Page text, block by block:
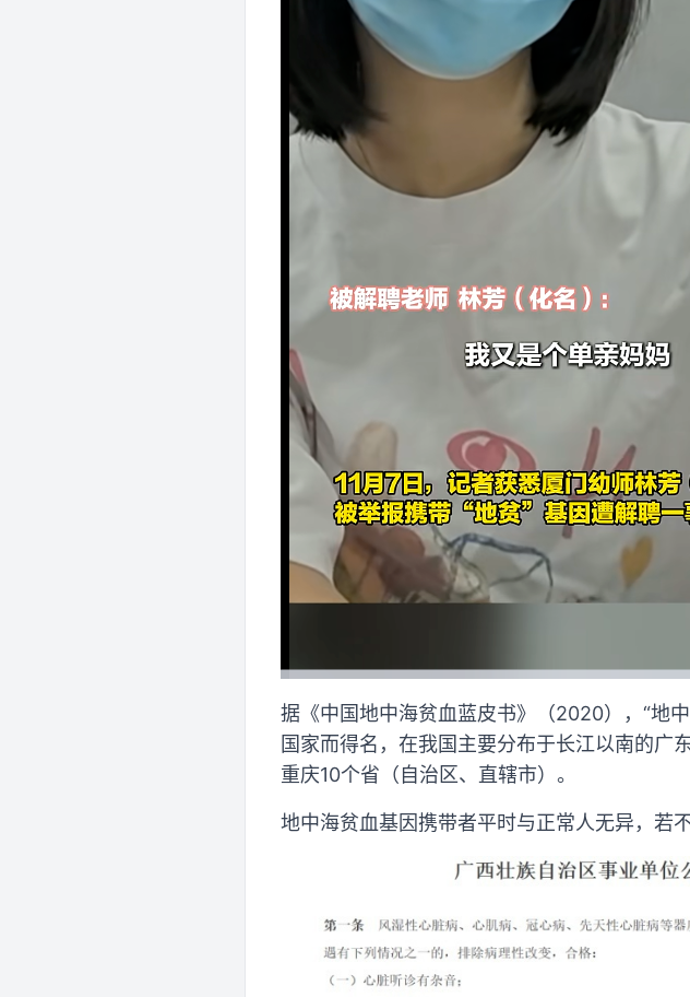
据《中国地中海贫血蓝皮书》（2020），“地
国家而得名，在我国主要分布于长江以南的广
重庆10个省（自治区、直辖市）。
地中海贫血基因携带者平时与正常人无异，若